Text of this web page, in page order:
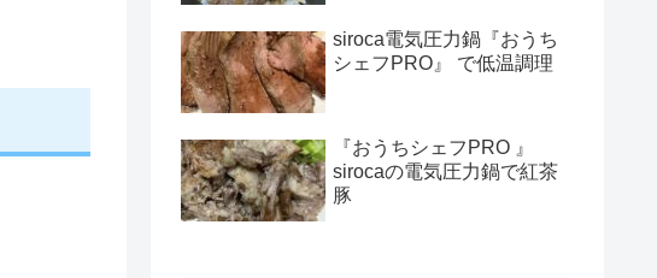
siroca電気圧力鍋『おうち
シェフPRO』 で低温調理
『おうちシェフPRO 』
sirocaの電気圧力鍋で紅茶
豚